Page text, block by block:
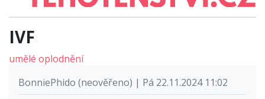
IVF
umělé oplodnění
BonniePhido (neověřeno) | Pá 22.11.2024 11:02